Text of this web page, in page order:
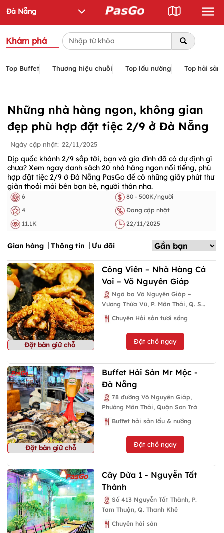
Khám phá
Top Buffet Thương hiệu chuỗi Top lẩu nướng Top hải sản
Những nhà hàng ngon, không gian
đẹp phù hợp đặt tiệc 2/9 ở Đà Nẵng
Ngày cập nhật: 22/11/2025
Dịp quốc khánh 2/9 sắp tới, bạn và gia đình đã có dự định gì
chưa? Xem ngay danh sách 20 nhà hàng ngon nổi tiếng, phù
hợp đặt tiệc 2/9 ở Đà Nẵng PasGo để có những giây phút thư
giãn thoải mái bên bạn bè, người thân nha.
6
80 - 500K/người
4
Đang cập nhật
11.1K
22/11/2025
Gian hàng Thông tin Ưu đãi
Đặt bàn giữ chỗ
Công Viên – Nhà Hàng Cá
Voi – Võ Nguyên Giáp
Ngã ba Võ Nguyên Giáp –
Vương Thừa Vũ, P. Mân Thái, Q. Sơn
Trà
Chuyên Hải sản tươi sống
Đặt chỗ ngay
Đặt bàn giữ chỗ
Buffet Hải Sản Mr Mộc -
Đà Nẵng
78 đường Võ Nguyên Giáp,
Phường Mân Thái, Quận Sơn Trà
Buffet hải sản lẩu & nướng
Đặt chỗ ngay
Cây Dừa 1 - Nguyễn Tất
Thành
Số 413 Nguyễn Tất Thành, P.
Tam Thuận, Q. Thanh Khê
Chuyên hải sản